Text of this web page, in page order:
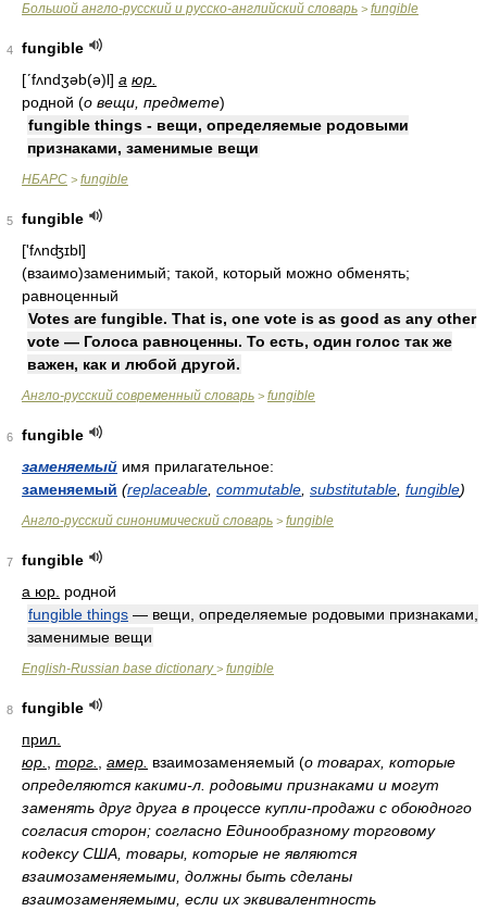
Большой англо-русский и русско-английский словарь > fungible
4
fungible
[ʹfʌndʒəb(ə)l] a юр.
родной (о вещи, предмете)
fungible things - вещи, определяемые родовыми
признаками, заменимые вещи
НБАРС > fungible
5
fungible
['fʌnʤɪbl]
(взаимо)заменимый; такой, который можно обменять;
равноценный
Votes are fungible. That is, one vote is as good as any other
vote — Голоса равноценны. То есть, один голос так же
важен, как и любой другой.
Англо-русский современный словарь > fungible
6
fungible
заменяемый имя прилагательное:
заменяемый (replaceable commutable substitutable fungible)
Англо-русский синонимический словарь > fungible
7
fungible
a юр. родной
fungible things — вещи, определяемые родовыми признаками,
заменимые вещи
English-Russian base dictionary> fungible
8
fungible
прил.
юр.
торг. амер. взаимозаменяемый (о товарах, которые
определяются какими-л. родовыми признаками и могут
заменять друг друга в процессе купли-продажи с обоюдного
согласия сторон; согласно Единообразному торговому
кодексу США, товары, которые не являются
взаимозаменяемыми, должны быть сделаны
взаимозаменяемыми, если их эквивалентность